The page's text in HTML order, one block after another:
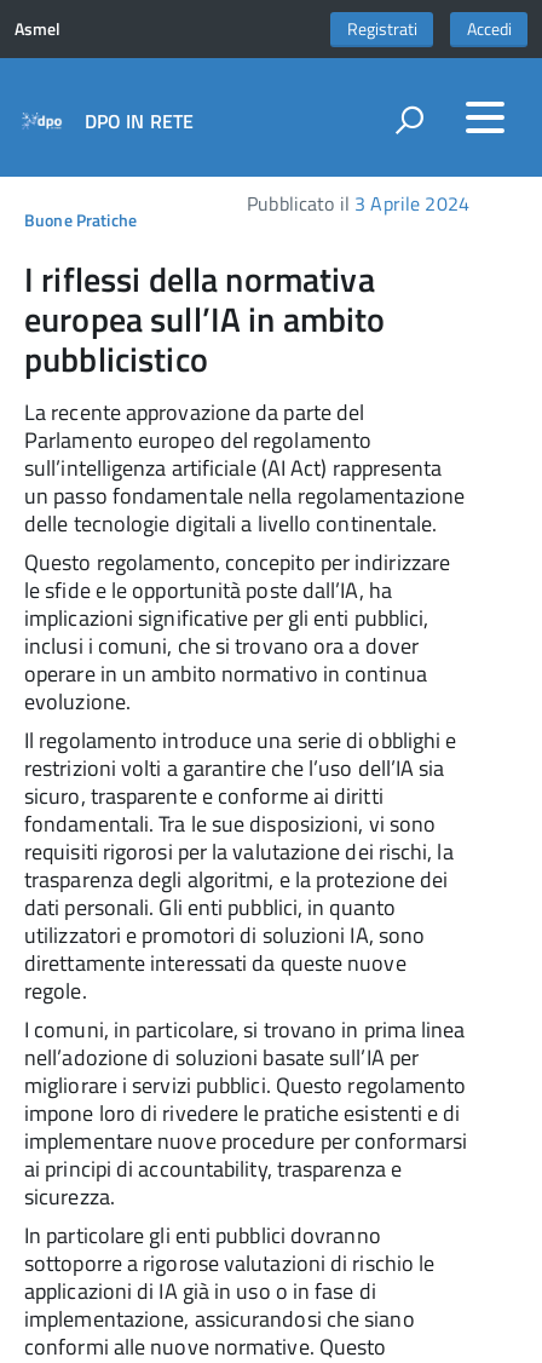
Asmel Registrati Accedi
DPO IN RETE
Buone Pratiche
Pubblicato il 3 Aprile 2024
I riflessi della normativa
europea sull’IA in ambito
pubblicistico
La recente approvazione da parte del
Parlamento europeo del regolamento
sull’intelligenza artificiale (AI Act) rappresenta
un passo fondamentale nella regolamentazione
delle tecnologie digitali a livello continentale.
Questo regolamento, concepito per indirizzare
le sfide e le opportunità poste dall’IA, ha
implicazioni significative per gli enti pubblici,
inclusi i comuni, che si trovano ora a dover
operare in un ambito normativo in continua
evoluzione.
Il regolamento introduce una serie di obblighi e
restrizioni volti a garantire che l’uso dell’IA sia
sicuro, trasparente e conforme ai diritti
fondamentali. Tra le sue disposizioni, vi sono
requisiti rigorosi per la valutazione dei rischi, la
trasparenza degli algoritmi, e la protezione dei
dati personali. Gli enti pubblici, in quanto
utilizzatori e promotori di soluzioni IA, sono
direttamente interessati da queste nuove
regole.
I comuni, in particolare, si trovano in prima linea
nell’adozione di soluzioni basate sull’IA per
migliorare i servizi pubblici. Questo regolamento
impone loro di rivedere le pratiche esistenti e di
implementare nuove procedure per conformarsi
ai principi di accountability, trasparenza e
sicurezza.
In particolare gli enti pubblici dovranno
sottoporre a rigorose valutazioni di rischio le
applicazioni di IA già in uso o in fase di
implementazione, assicurandosi che siano
conformi alle nuove normative. Questo